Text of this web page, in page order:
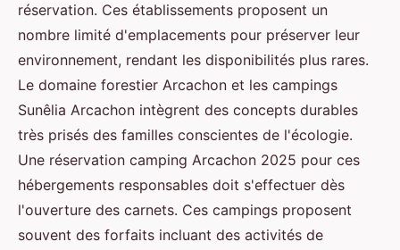
réservation. Ces établissements proposent un
nombre limité d'emplacements pour préserver leur
environnement, rendant les disponibilités plus rares.
Le domaine forestier Arcachon et les campings
Sunêlia Arcachon intègrent des concepts durables
très prisés des familles conscientes de l'écologie.
Une réservation camping Arcachon 2025 pour ces
hébergements responsables doit s'effectuer dès
l'ouverture des carnets. Ces campings proposent
souvent des forfaits incluant des activités de